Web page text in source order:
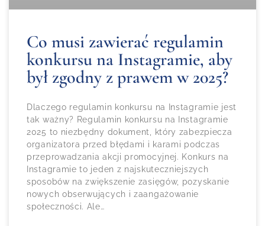
Co musi zawierać regulamin
konkursu na Instagramie, aby
był zgodny z prawem w 2025?
Dlaczego regulamin konkursu na Instagramie jest
tak ważny? Regulamin konkursu na Instagramie
2025 to niezbędny dokument, który zabezpiecza
organizatora przed błędami i karami podczas
przeprowadzania akcji promocyjnej. Konkurs na
Instagramie to jeden z najskuteczniejszych
sposobów na zwiększenie zasięgów, pozyskanie
nowych obserwujących i zaangażowanie
społeczności. Ale…